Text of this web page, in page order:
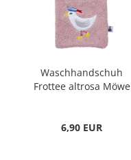
Waschhandschuh
Frottee altrosa Möwe
6,90 EUR